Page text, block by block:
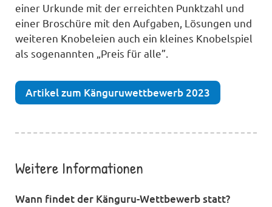
einer Urkunde mit der erreichten Punktzahl und
einer Broschüre mit den Aufgaben, Lösungen und
weiteren Knobeleien auch ein kleines Knobelspiel
als sogenannten „Preis für alle”.
Artikel zum Känguruwettbewerb 2023
Weitere Informationen
Wann findet der Känguru-Wettbewerb statt?